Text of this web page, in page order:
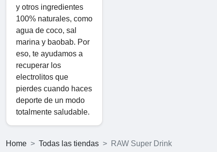
y otros ingredientes
100% naturales, como
agua de coco, sal
marina y baobab. Por
eso, te ayudamos a
recuperar los
electrolitos que
pierdes cuando haces
deporte de un modo
totalmente saludable.
Home Todas las tiendas RAW Super Drink